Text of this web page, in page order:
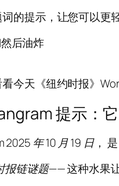
的提示，让您可以更
后油炸
今天《纽约时报》
提示：
2025 年 10 月 19 日， 是
报链谜题——这种水果